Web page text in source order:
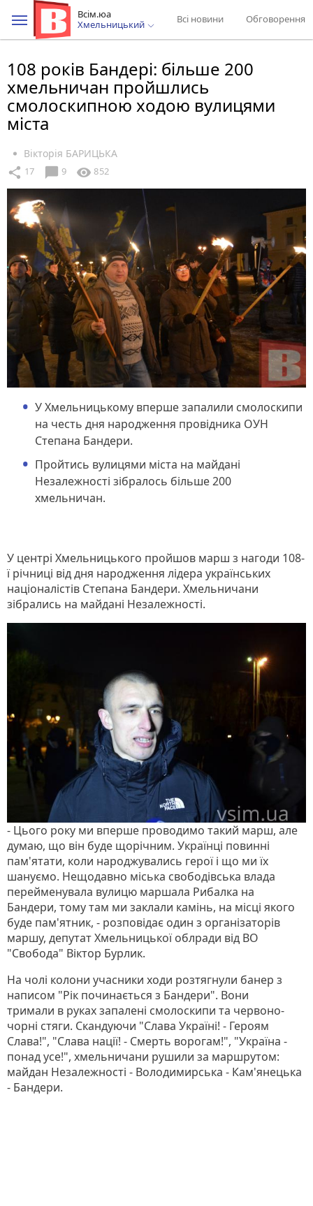
Всім.юа
Хмельницький
Всі новини Обговорення
108 років Бандері: більше 200
хмельничан пройшлись
смолоскипною ходою вулицями
міста
Вікторія БАРИЦЬКА
share 17 chat_bubble 9 visibility 852
У Хмельницькому вперше запалили смолоскипи
на честь дня народження провідника ОУН
Степана Бандери.
Пройтись вулицями міста на майдані
Незалежності зібралось більше 200
хмельничан.
У центрі Хмельницького пройшов марш з нагоди 108-
ї річниці від дня народження лідера українських
націоналістів Степана Бандери. Хмельничани
зібрались на майдані Незалежності.
- Цього року ми вперше проводимо такий марш, але
думаю, що він буде щорічним. Українці повинні
пам'ятати, коли народжувались герої і що ми їх
шануємо. Нещодавно міська свободівська влада
перейменувала вулицю маршала Рибалка на
Бандери, тому там ми заклали камінь, на місці якого
буде пам'ятник, - розповідає один з організаторів
маршу, депутат Хмельницької облради від ВО
"Свобода" Віктор Бурлик.
На чолі колони учасники ходи розтягнули банер з
написом "Рік починається з Бандери". Вони
тримали в руках запалені смолоскипи та червоно-
чорні стяги. Скандуючи "Слава Україні! - Героям
Слава!", "Слава нації! - Смерть ворогам!", "Україна -
понад усе!", хмельничани рушили за маршрутом:
майдан Незалежності - Володимирська - Кам'янецька
- Бандери.